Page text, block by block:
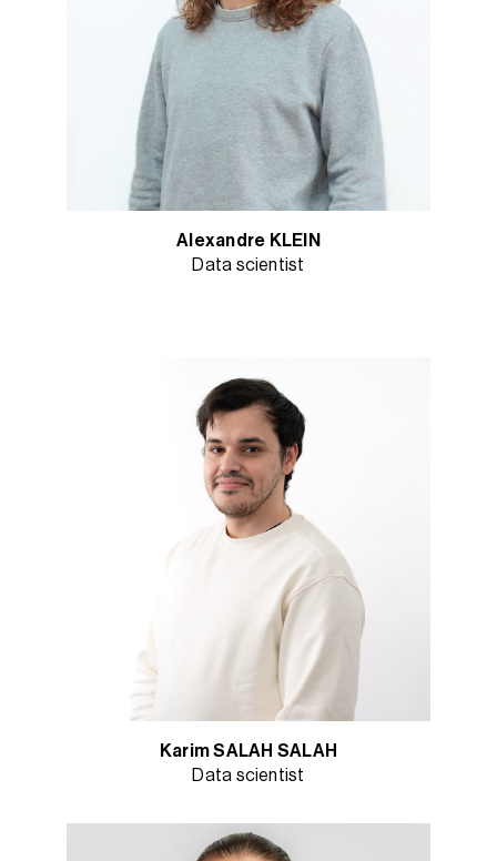
Alexandre KLEIN
Data scientist
Karim SALAH SALAH
Data scientist